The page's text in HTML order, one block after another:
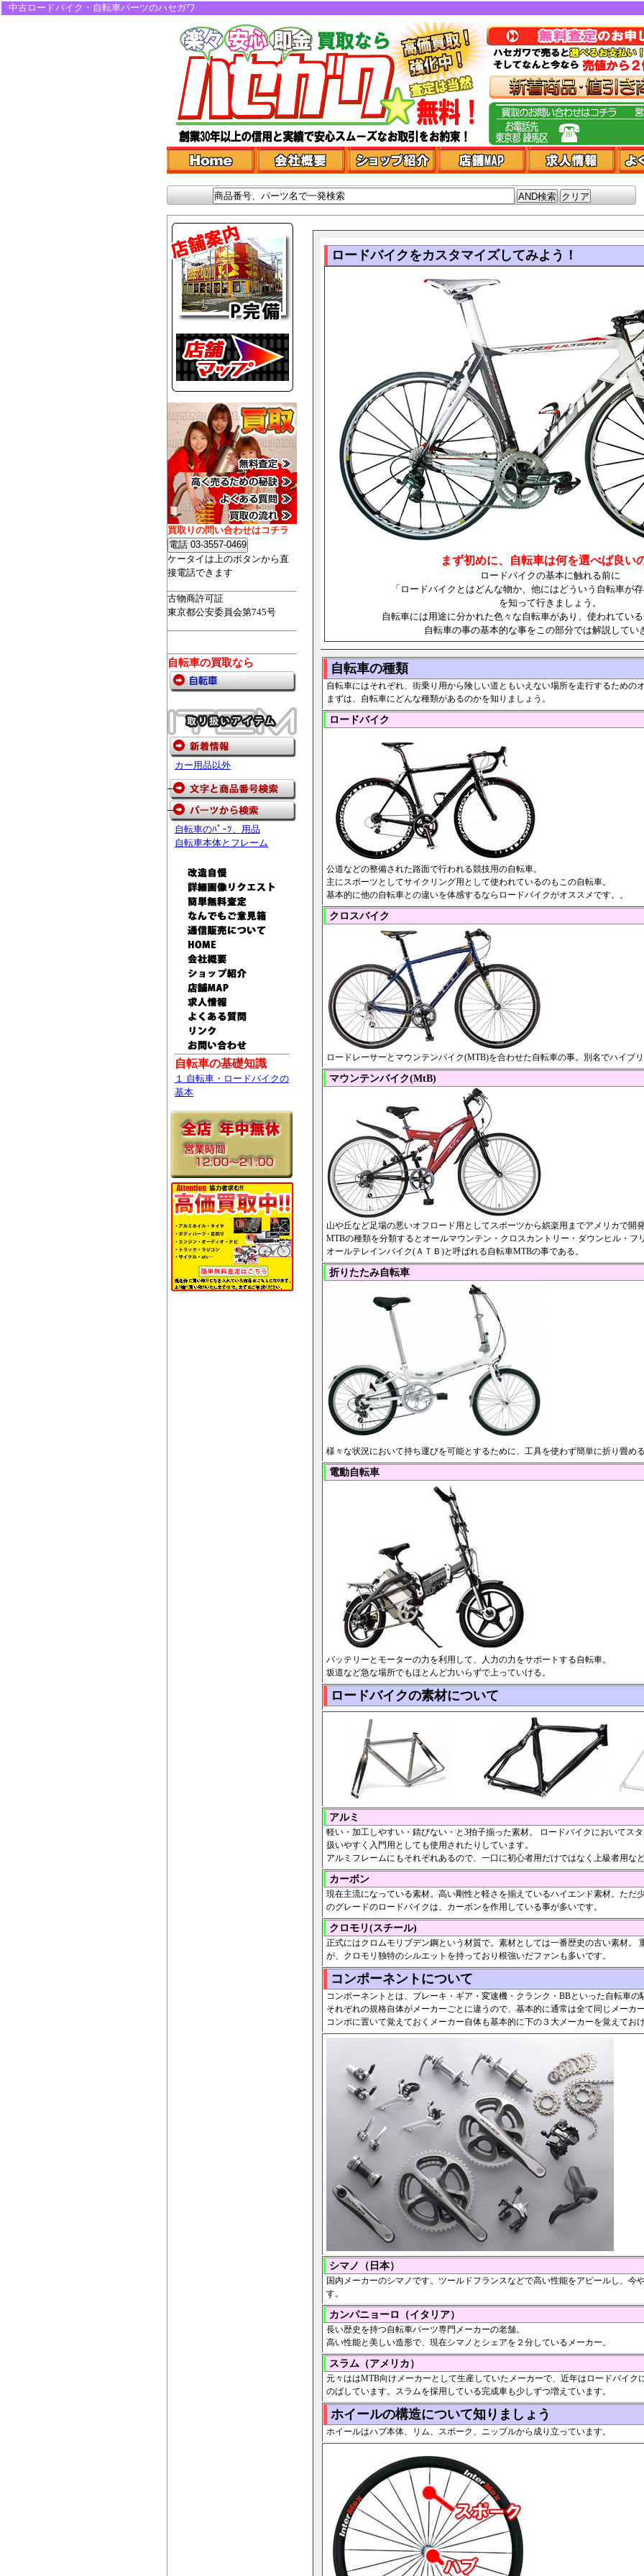
中古ロードバイク・自転車パーツのハセガワ
ロードバイクをカスタマイズしてみよう！
まず初めに、自転車は何を選べば良い
ロードバイクの基本に触れる前に
「ロードバイクとはどんな物か、他にはどういう自転車が存
を知って行きましょう。
自転車には用途に分かれた色々な自転車があり、使われている
自転車の事の基本的な事をこの部分では解説してい
自転車の種類
自転車にはそれぞれ、街乗り用から険しい道ともいえない場所を走行するための
まずは、自転車にどんな種類があるのかを知りましょう。
ロードバイク
公道などの整備された路面で行われる競技用の自転車。
主にスポーツとしてサイクリング用として使われているのもこの自転車。
基本的に他の自転車との違いを体感するならロードバイクがオススメです。。
クロスバイク
ロードレーサーとマウンテンバイク(MTB)を合わせた自転車の事。別名でハイブリ
マウンテンバイク(MtB)
山や丘など足場の悪いオフロード用としてスポーツから娯楽用までアメリカで開
MTBの種類を分類するとオールマウンテン・クロスカントリー・ダウンヒル・フ
オールテレインバイク(ＡＴＢ)と呼ばれる自転車MTBの事である。
折りたたみ自転車
様々な状況において持ち運びを可能とするために、工具を使わず簡単に折り畳め
電動自転車
バッテリーとモーターの力を利用して、人力の力をサポートする自転車。
坂道など急な場所でもほとんど力いらずで上っていける。
ロードバイクの素材について
アルミ
軽い・加工しやすい・錆びない・と3拍子揃った素材。 ロードバイクにおいてス
扱いやすく入門用としても使用されたりしています。
アルミフレームにもそれぞれあるので、一口に初心者用だけではなく上級者用な
カーボン
現在主流になっている素材。高い剛性と軽さを揃えているハイエンド素材。ただ
のグレードのロードバイクは、カーボンを作用している事が多いです。
クロモリ(スチール)
正式にはクロムモリブデン鋼という材質で。素材としては一番歴史の古い素材。
が、クロモリ独特のシルエットを持っており根強いだファンも多いです。
コンポーネントについて
コンポーネントとは、ブレーキ・ギア・変速機・クランク・BBといった自転車の
それぞれの規格自体がメーカーごとに違うので、基本的に通常は全て同じメーカ
コンポに置いて覚えておくメーカー自体も基本的に下の３大メーカーを覚えておけ
シマノ（日本）
国内メーカーのシマノです。ツールドフランスなどで高い性能をアピールし、今
す。
カンパニョーロ（イタリア）
長い歴史を持つ自転車パーツ専門メーカーの老舗。
高い性能と美しい造形で、現在シマノとシェアを２分しているメーカー。
スラム（アメリカ）
元々ははMTB向けメーカーとして生産していたメーカーで、近年はロードバイク
のばしています。スラムを採用している完成車も少しずつ増えています。
ホイールの構造について知りましょう
ホイールはハブ本体、リム、スポーク、ニップルから成り立っています。
買取りの問い合わせはコチラ
ケータイは上のボタンから直
接電話できます
古物商許可証
東京都公安委員会第745号
自転車の買取なら
カー用品以外
自転車のﾊﾟｰﾂ、用品
自転車本体とフレーム
自転車の基礎知識
１ 自転車・ロードバイクの
基本